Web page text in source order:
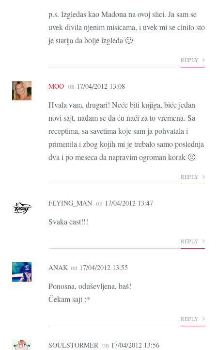
p.s. Izgledas kao Madona na ovoj slici. Ja sam se
uvek divila njenim misicama, i uvek mi se cinilo sto
je starija da bolje izgleda 🙂
REPLY
MOO on 17/04/2012 13:08
Hvala vam, drugari! Neće biti knjiga, biće jedan
novi sajt, nadam se da ću naći za to vremena. Sa
receptima, sa savetima koje sam ja pohvatala i
primenila i zbog kojih mi je trebalo samo poslednja
dva i po meseca da napravim ogroman korak 🙂
REPLY
FLYING_MAN on 17/04/2012 13:47
Svaka cast!!!
REPLY
ANAK on 17/04/2012 13:55
Ponosna, oduševljena, baš!
Čekam sajt :*
REPLY
SOULSTORMER on 17/04/2012 13:56